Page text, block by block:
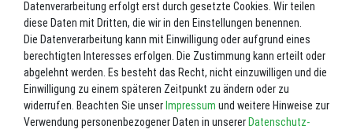
Lieferzeit ca. 2-3 Werktage.
In den Warenkorb
Wunschliste
* inkl. ges. MwSt. zzgl. Versandkosten
Datenverarbeitung erfolgt erst durch gesetzte Cookies. Wir teilen
diese Daten mit Dritten, die wir in den Einstellungen benennen.
Die Datenverarbeitung kann mit Einwilligung oder aufgrund eines
berechtigten Interesses erfolgen. Die Zustimmung kann erteilt oder
abgelehnt werden. Es besteht das Recht, nicht einzuwilligen und die
Einwilligung zu einem späteren Zeitpunkt zu ändern oder zu
widerrufen. Beachten Sie unser Impressum und weitere Hinweise zur
Verwendung personenbezogener Daten in unserer Daten­schutz­